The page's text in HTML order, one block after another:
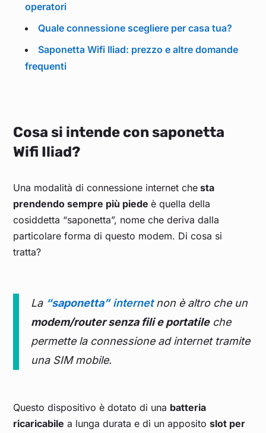
operatori
Quale connessione scegliere per casa tua?
Saponetta Wifi Iliad: prezzo e altre domande
frequenti
Cosa si intende con saponetta
Wifi Iliad?
Una modalità di connessione internet che sta
prendendo sempre più piedeè quella della
cosiddetta “saponetta”, nome che deriva dalla
particolare forma di questo modem. Di cosa si
tratta?
La “saponetta”internetnon è altro che un
modem/router senza fili e portatileche
permette la connessione ad internet tramite
una SIM mobile.
Questo dispositivo è dotato di una batteria
ricaricabile a lunga durata e di un appositoslot per